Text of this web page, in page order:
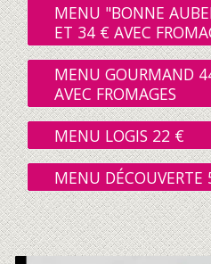
MENU "BONNE
ET 34 € AVEC
MENU GOURMAND
AVEC FROMAGES
MENU LOGIS 22 €
MENU DÉCOUVERTE